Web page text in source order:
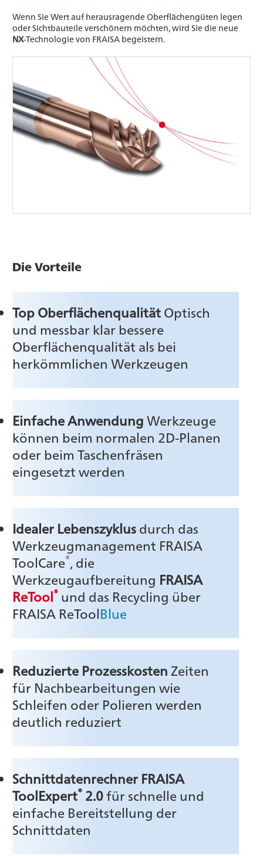
Wenn Sie Wert auf herausragende Oberflächengüten legen
oder Sichtbauteile verschönern möchten, wird Sie die neue
NX-Technologie von FRAISA begeistern.
Die Vorteile
Top OberflächenqualitätOptisch
und messbar klar bessere
Oberflächenqualität als bei
herkömmlichen Werkzeugen
Einfache AnwendungWerkzeuge
können beim normalen 2D-Planen
oder beim Taschenfräsen
eingesetzt werden
Idealer Lebenszyklusdurch das
Werkzeugmanagement FRAISA
ToolCare®, die
Werkzeugaufbereitung FRAISA
ReTool® und das Recycling über
FRAISA ReToolBlue
Reduzierte ProzesskostenZeiten
für Nachbearbeitungen wie
Schleifen oder Polieren werden
deutlich reduziert
Schnittdatenrechner FRAISA
ToolExpert® 2.0für schnelle und
einfache Bereitstellung der
Schnittdaten